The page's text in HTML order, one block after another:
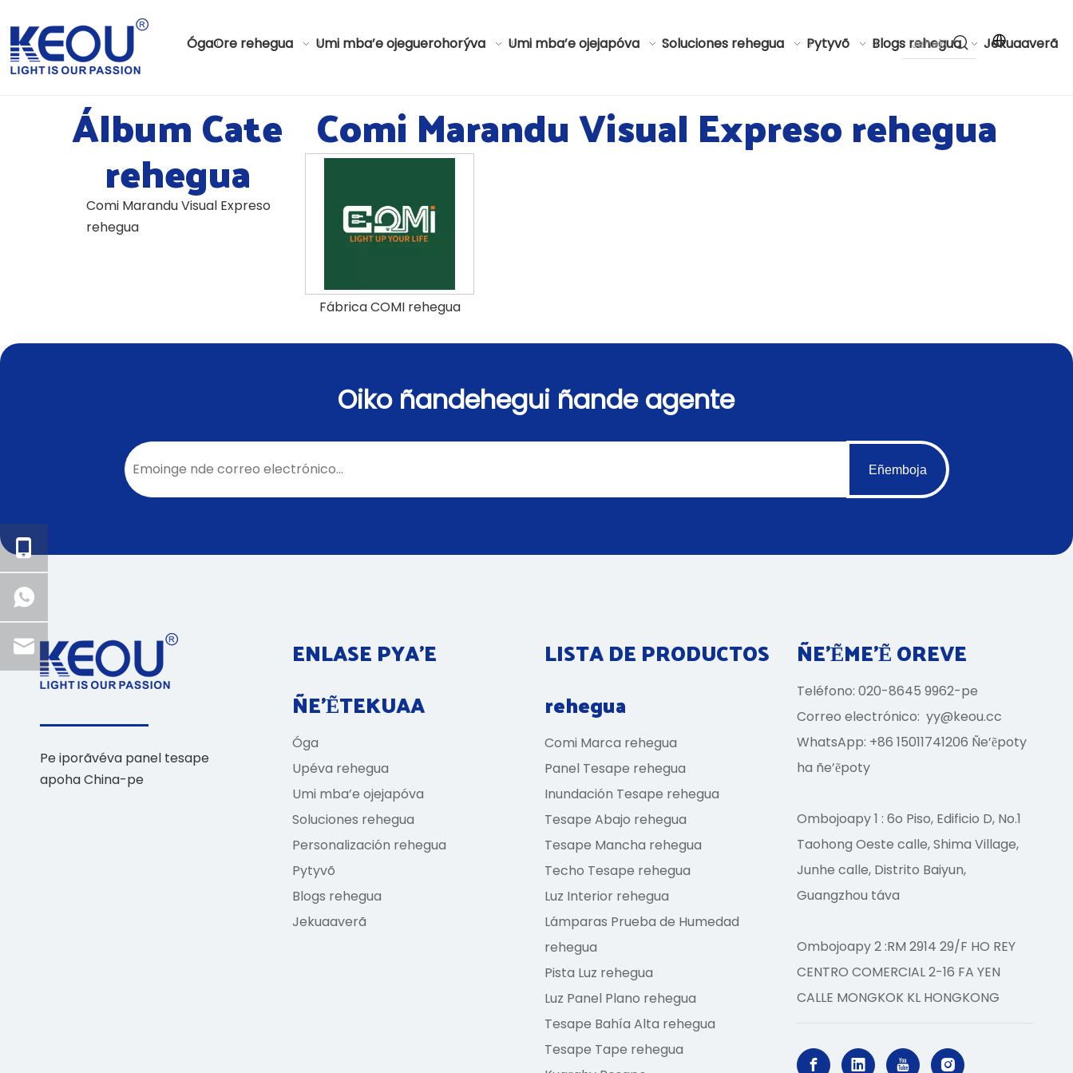
ÓgaOre rehegua Umi mba’e ojeguerohorýva Umi mba’e ojejapóva Soluciones rehegua Pytyvõ Blogs rehegua Jekuaaverã
Álbum Cate
rehegua
Comi Marandu Visual Expreso
rehegua
Comi Marandu Visual Expreso rehegua
Fábrica COMI rehegua
Oiko ñandehegui ñande agente
Eñemboja
Pe iporãvéva panel tesape
apoha China-pe
ENLASE PYA’E
ÑE’ẼTEKUAA
Óga
Upéva rehegua
Umi mba’e ojejapóva
Soluciones rehegua
Personalización rehegua
Pytyvõ
Blogs rehegua
Jekuaaverã
LISTA DE PRODUCTOS
rehegua
Comi Marca rehegua
Panel Tesape rehegua
Inundación Tesape rehegua
Tesape Abajo rehegua
Tesape Mancha rehegua
Techo Tesape rehegua
Luz Interior rehegua
Lámparas Prueba de Humedad
rehegua
Pista Luz rehegua
Luz Panel Plano rehegua
Tesape Bahía Alta rehegua
Tesape Tape rehegua
ÑE'ẼME'Ẽ OREVE
Teléfono: 020-8645 9962-pe
Correo electrónico: yy@keou.cc
WhatsApp: +86 15011741206 Ñe’ẽpoty
ha ñe’ẽpoty
Ombojoapy 1 : 6o Piso, Edificio D, No.1
Taohong Oeste calle, Shima Village,
Junhe calle, Distrito Baiyun,
Guangzhou táva
Ombojoapy 2 :RM 2914 29/F HO REY
CENTRO COMERCIAL 2-16 FA YEN
CALLE MONGKOK KL HONGKONG